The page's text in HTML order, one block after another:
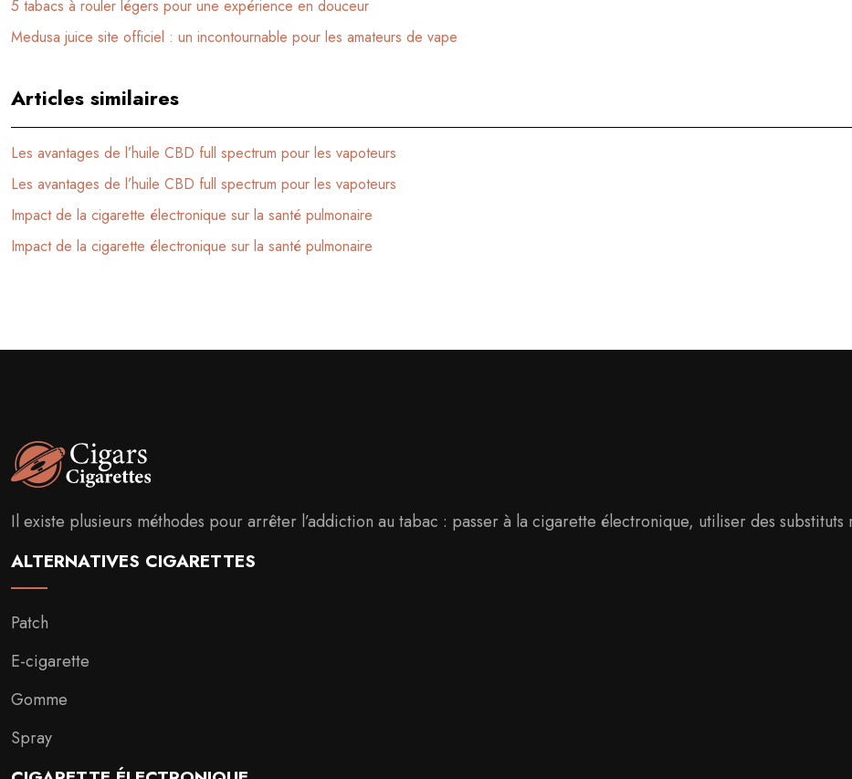
5 tabacs à rouler légers pour une expérience en douceur
Medusa juice site officiel : un incontournable pour les amateurs de vape
Articles similaires
Les avantages de l’huile CBD full spectrum pour les vapoteurs
Les avantages de l’huile CBD full spectrum pour les vapoteurs
Impact de la cigarette électronique sur la santé pulmonaire
Impact de la cigarette électronique sur la santé pulmonaire
Il existe plusieurs méthodes pour arrêter l’addiction au tabac : passer à la cigarette électronique, utiliser des
ALTERNATIVES CIGARETTES
Patch
E-cigarette
Gomme
Spray